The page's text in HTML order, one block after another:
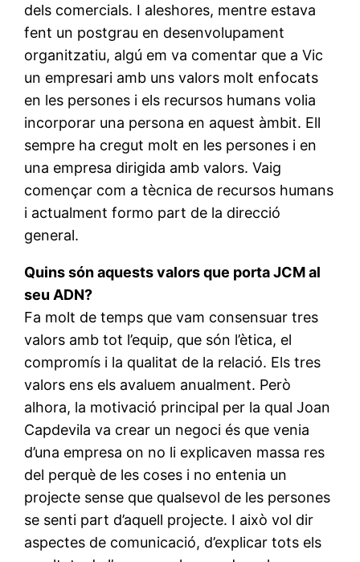
dels comercials. I aleshores, mentre estava
fent un postgrau en desenvolupament
organitzatiu, algú em va comentar que a Vic
un empresari amb uns valors molt enfocats
en les persones i els recursos humans volia
incorporar una persona en aquest àmbit. Ell
sempre ha cregut molt en les persones i en
una empresa dirigida amb valors. Vaig
començar com a tècnica de recursos humans
i actualment formo part de la direcció
general.
Quins són aquests valors que porta JCM al
seu ADN?
Fa molt de temps que vam consensuar tres
valors amb tot l’equip, que són l’ètica, el
compromís i la qualitat de la relació. Els tres
valors ens els avaluem anualment. Però
alhora, la motivació principal per la qual Joan
Capdevila va crear un negoci és que venia
d’una empresa on no li explicaven massa res
del perquè de les coses i no entenia un
projecte sense que qualsevol de les persones
se senti part d’aquell projecte. I això vol dir
aspectes de comunicació, d’explicar tots els